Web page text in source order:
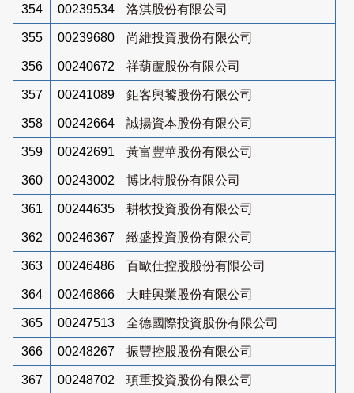
354 00239534 洛淇股份有限公司
355 00239680 尚維投資股份有限公司
356 00240672 祥葫蘆股份有限公司
357 00241089 鉅客興饕股份有限公司
358 00242664 誠揚資本股份有限公司
359 00242691 黃富豐華股份有限公司
360 00243002 博比特股份有限公司
361 00244635 耕牧投資股份有限公司
362 00246367 緻盛投資股份有限公司
363 00246486 百歐仕控股股份有限公司
364 00246866 大畦興業股份有限公司
365 00247513 全德國際投資股份有限公司
366 00248267 振豐控股股份有限公司
367 00248702 頊重投資股份有限公司